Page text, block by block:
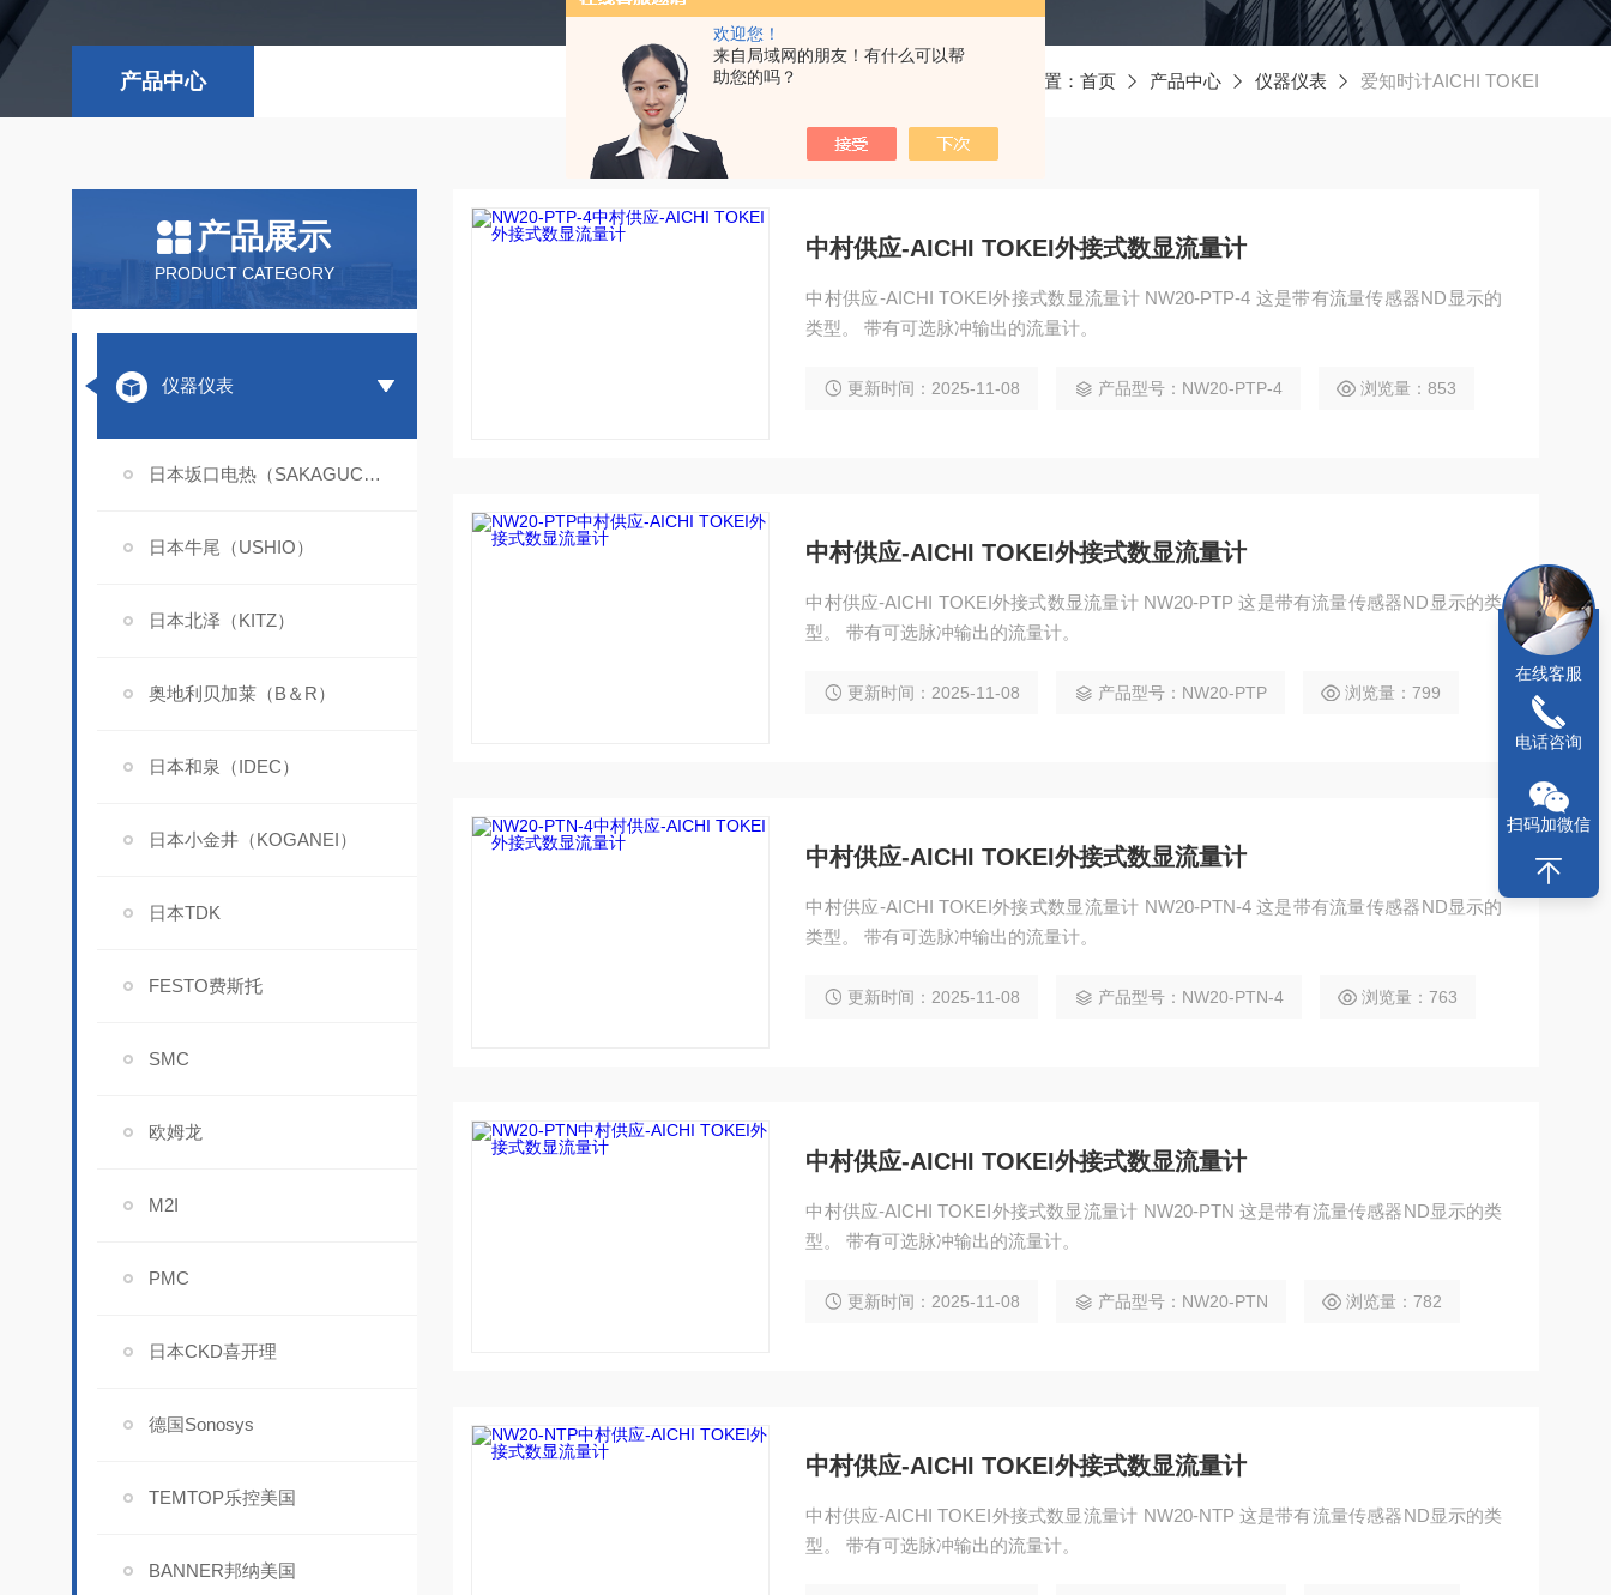
欢迎您！
来自局域网的朋友！有什么可以帮
助您的吗？
产品中心 当前位置： 首页 产品中心 仪器仪表 爱知时计AICHI TOKEI
产品展示
PRODUCT CATEGORY
仪器仪表
日本坂口电热（SAKAGUCHI）
日本牛尾（USHIO）
日本北泽（KITZ）
奥地利贝加莱（B＆R）
日本和泉（IDEC）
日本小金井（KOGANEI）
日本TDK
FESTO费斯托
SMC
欧姆龙
M2I
PMC
日本CKD喜开理
德国Sonosys
TEMTOP乐控美国
BANNER邦纳美国
中村供应-AICHI TOKEI外接式数显流量计
中村供应-AICHI TOKEI外接式数显流量计 NW20-PTP-4 这是带有流量传感器ND显示的
类型。 带有可选脉冲输出的流量计。
更新时间：2025-11-08 产品型号：NW20-PTP-4 浏览量：853
中村供应-AICHI TOKEI外接式数显流量计
中村供应-AICHI TOKEI外接式数显流量计 NW20-PTP 这是带有流量传感器ND显示的类
型。 带有可选脉冲输出的流量计。
更新时间：2025-11-08 产品型号：NW20-PTP 浏览量：799
中村供应-AICHI TOKEI外接式数显流量计
中村供应-AICHI TOKEI外接式数显流量计 NW20-PTN-4 这是带有流量传感器ND显示的
类型。 带有可选脉冲输出的流量计。
更新时间：2025-11-08 产品型号：NW20-PTN-4 浏览量：763
中村供应-AICHI TOKEI外接式数显流量计
中村供应-AICHI TOKEI外接式数显流量计 NW20-PTN 这是带有流量传感器ND显示的类
型。 带有可选脉冲输出的流量计。
更新时间：2025-11-08 产品型号：NW20-PTN 浏览量：782
中村供应-AICHI TOKEI外接式数显流量计
中村供应-AICHI TOKEI外接式数显流量计 NW20-NTP 这是带有流量传感器ND显示的类
型。 带有可选脉冲输出的流量计。
在线客服
电话咨询
扫码加微信